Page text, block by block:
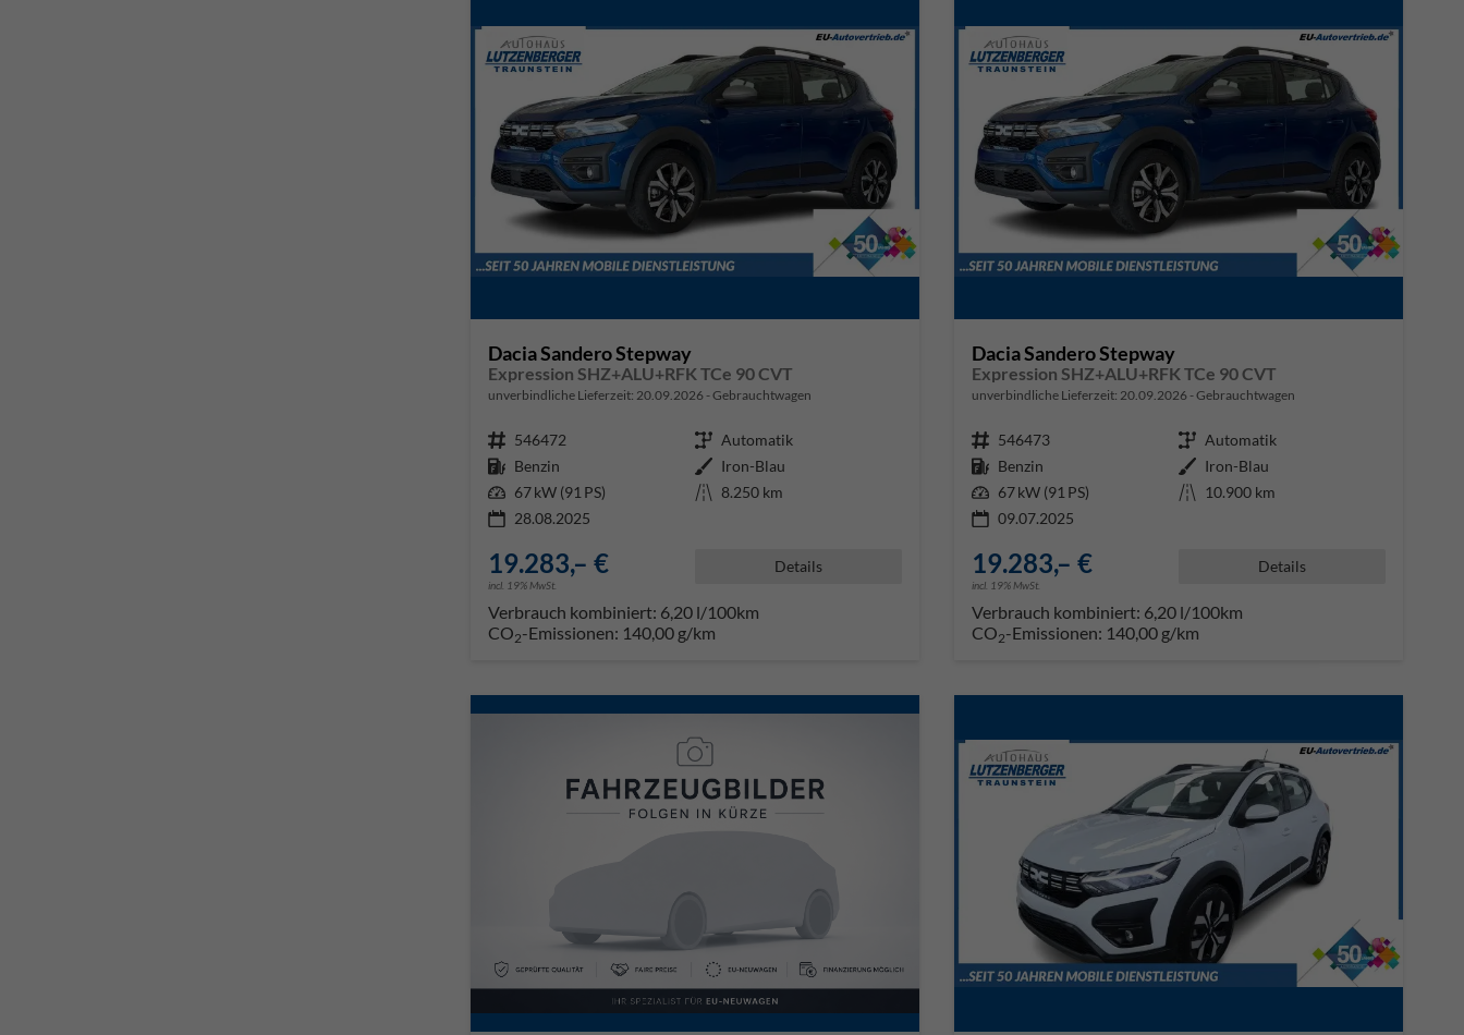
Dacia Sandero Stepway
Expression SHZ+ALU+RFK TCe 90 CVT
unverbindliche Lieferzeit: 20.09.2026 Gebrauchtwagen
Fahrzeugnr. 546472 Getriebe Automatik
Kraftstoff Benzin Außenfarbe Iron-Blau
Leistung 67 kW (91 PS) Kilometerstand 8.250 km
28.08.2025
19.283,– €
incl. 19% MwSt.
Details
Verbrauch kombiniert: 6,20 l/100km
CO2-Emissionen: 140,00 g/km
Dacia Sandero Stepway
Expression SHZ+ALU+RFK TCe 90 CVT
unverbindliche Lieferzeit: 20.09.2026 Gebrauchtwagen
Fahrzeugnr. 546473 Getriebe Automatik
Kraftstoff Benzin Außenfarbe Iron-Blau
Leistung 67 kW (91 PS) Kilometerstand 10.900 km
09.07.2025
19.283,– €
incl. 19% MwSt.
Details
Verbrauch kombiniert: 6,20 l/100km
CO2-Emissionen: 140,00 g/km